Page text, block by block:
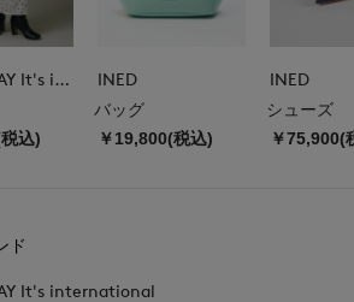
DAY by DAY It's international
込)
INED
バッグ
￥19,800(税込)
INED
シューズ
￥75,900(
ド
It's international